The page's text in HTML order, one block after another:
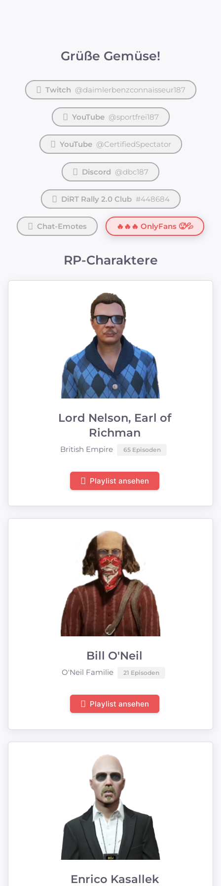
Grüße Gemüse!
Twitch @daimlerbenzconnaisseur187
YouTube @sportfrei187
YouTube @CertifiedSpectator
Discord @dbc187
DiRT Rally 2.0 Club #448684
Chat-Emotes 🔥🔥🔥 OnlyFans 🥵💦
RP-Charaktere
Lord Nelson, Earl of
Richman
British Empire 65 Episoden
Playlist ansehen
Bill O'Neil
O'Neil Familie 21 Episoden
Playlist ansehen
Enrico Kasallek